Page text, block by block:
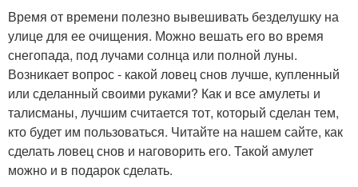
Время от времени полезно вывешивать безделушку на
улице для ее очищения. Можно вешать его во время
снегопада, под лучами солнца или полной луны.
Возникает вопрос - какой ловец снов лучше, купленный
или сделанный своими руками? Как и все амулеты и
талисманы, лучшим считается тот, который сделан тем,
кто будет им пользоваться. Читайте на нашем сайте, как
сделать ловец снов и наговорить его. Такой амулет
можно и в подарок сделать.